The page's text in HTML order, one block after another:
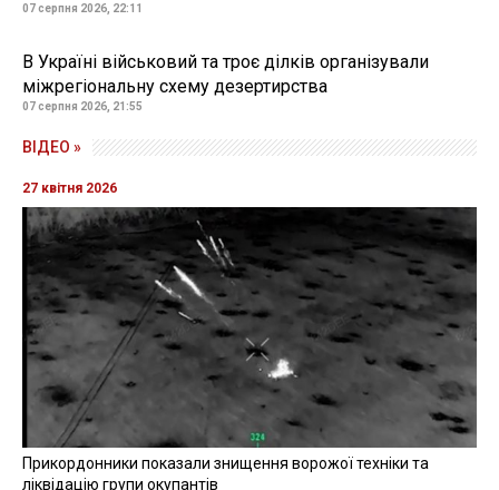
07 серпня 2026, 22:11
В Україні військовий та троє ділків організували
міжрегіональну схему дезертирства
07 серпня 2026, 21:55
ВІДЕО »
27 квітня 2026
Прикордонники показали знищення ворожої техніки та
ліквідацію групи окупантів